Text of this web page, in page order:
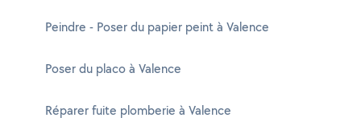
Peindre - Poser du papier peint à Valence
Poser du placo à Valence
Réparer fuite plomberie à Valence